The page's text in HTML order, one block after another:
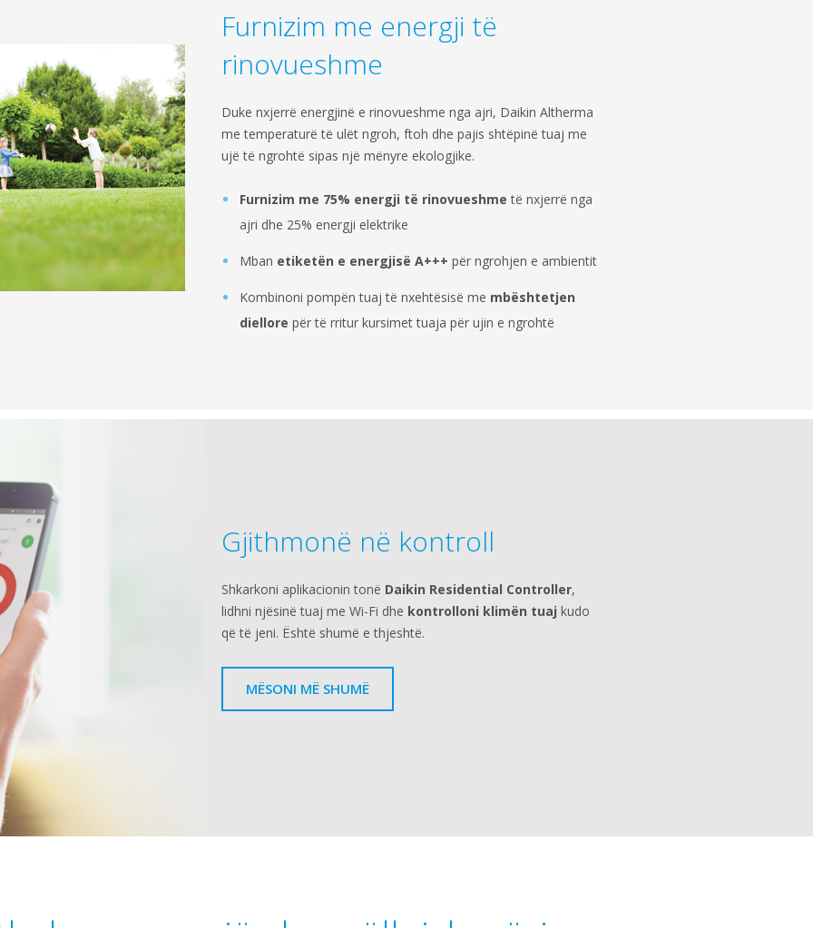
Furnizim me energji të
rinovueshme
Duke nxjerrë energjinë e rinovueshme nga ajri, Daikin Altherma
me temperaturë të ulët ngroh, ftoh dhe pajis shtëpinë tuaj me
ujë të ngrohtë sipas një mënyre ekologjike.
Furnizim me 75% energji të rinovueshme të nxjerrë nga
ajri dhe 25% energji elektrike
Mban etiketën e energjisë A+++ për ngrohjen e ambientit
Kombinoni pompën tuaj të nxehtësisë me mbështetjen
diellore për të rritur kursimet tuaja për ujin e ngrohtë
Gjithmonë në kontroll
Shkarkoni aplikacionin tonë Daikin Residential Controller,
lidhni njësinë tuaj me Wi-Fi dhe kontrolloni klimën tuaj kudo
që të jeni. Është shumë e thjeshtë.
MËSONI MË SHUMË